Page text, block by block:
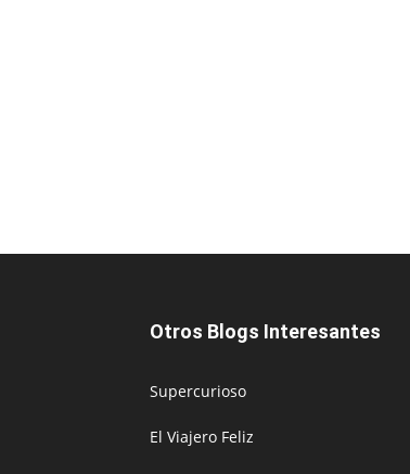
Otros Blogs Interesantes
Supercurioso
El Viajero Feliz